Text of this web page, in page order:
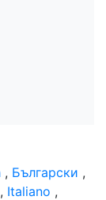
, Български ,
, Italiano ,